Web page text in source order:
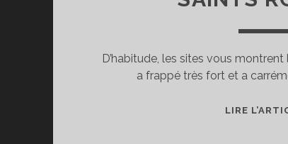
D’habitude, les sites vous
a frappé très fort et a
LIRE